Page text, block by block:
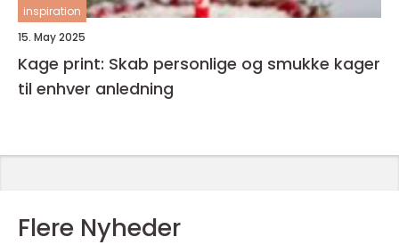
inspiration
15. May 2025
Kage print: Skab personlige og smukke kager
til enhver anledning
Flere Nyheder